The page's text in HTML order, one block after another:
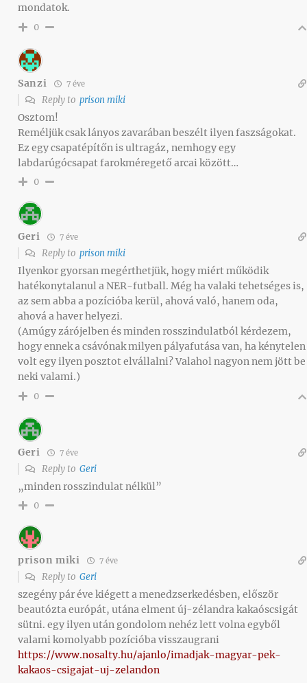
mondatok.
0
Sanzi 7 éve
Reply to prison miki
Osztom!
Reméljük csak lányos zavarában beszélt ilyen faszságokat.
Ez egy csapatépítőn is ultragáz, nemhogy egy
labdarúgócsapat farokméregető arcai között…
0
Geri 7 éve
Reply to prison miki
Ilyenkor gyorsan megérthetjük, hogy miért működik
hatékonytalanul a NER-futball. Még ha valaki tehetséges is,
az sem abba a pozícióba kerül, ahová való, hanem oda,
ahová a haver helyezi.
(Amúgy zárójelben és minden rosszindulatból kérdezem,
hogy ennek a csávónak milyen pályafutása van, ha kénytelen
volt egy ilyen posztot elvállalni? Valahol nagyon nem jött be
neki valami.)
0
Geri 7 éve
Reply to Geri
„minden rosszindulat nélkül”
0
prison miki 7 éve
Reply to Geri
szegény pár éve kiégett a menedzserkedésben, először
beautózta európát, utána elment új-zélandra kakaóscsigát
sütni. egy ilyen után gondolom nehéz lett volna egyből
valami komolyabb pozícióba visszaugrani
https://www.nosalty.hu/ajanlo/imadjak-magyar-pek-
kakaos-csigajat-uj-zelandon